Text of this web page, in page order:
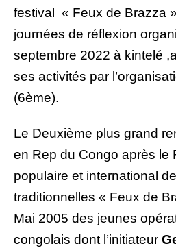
festival « Feux de Brazza
journées de réflexion
septembre 2022 à kintelé
ses activités par
(6ème).
Le Deuxième plus grand
en Rep du Congo après le
populaire et international
traditionnelles « Feux de
Mai 2005 des jeunes
congolais dont l’initiateur